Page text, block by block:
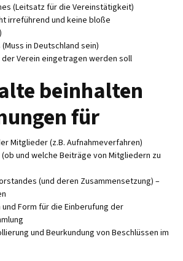
(Leitsatz für die Vereinstätigkeit)
irreführend und keine bloße
in Deutschland sein)
Verein eingetragen werden soll
beinhalten
für
Mitglieder (z.B. Aufnahmeverfahren)
und welche Beiträge von Mitgliedern zu
(und deren Zusammensetzung) –
Form für die Einberufung der
und Beurkundung von Beschlüssen im